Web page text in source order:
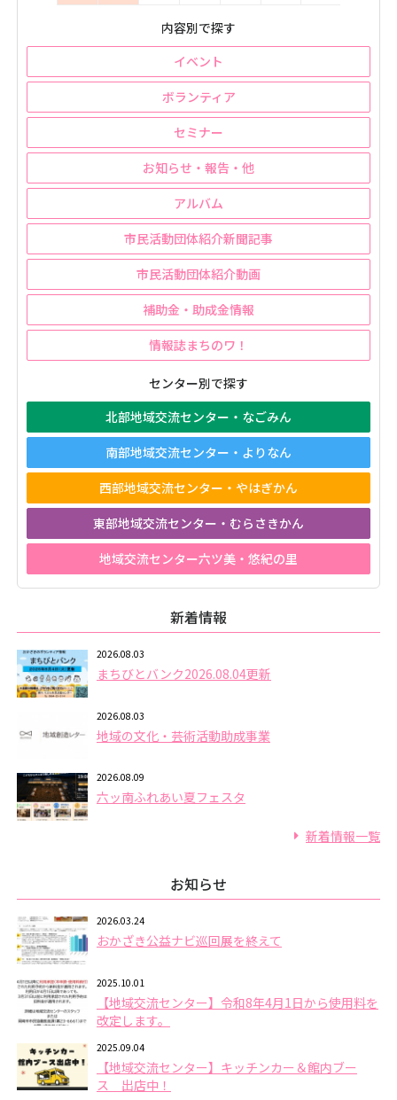
内容別で探す
イベント
ボランティア
セミナー
お知らせ・報告・他
アルバム
市民活動団体紹介新聞記事
市民活動団体紹介動画
補助金・助成金情報
情報誌まちのワ！
センター別で探す
北部地域交流センター・なごみん
南部地域交流センター・よりなん
西部地域交流センター・やはぎかん
東部地域交流センター・むらさきかん
地域交流センター六ツ美・悠紀の里
新着情報
2026.08.03
まちびとバンク2026.08.04更新
2026.08.03
地域の文化・芸術活動助成事業
2026.08.09
六ッ南ふれあい夏フェスタ
新着情報一覧
お知らせ
2026.03.24
おかざき公益ナビ巡回展を終えて
2025.10.01
【地域交流センター】令和8年4月1日から使用料を
改定します。
2025.09.04
【地域交流センター】キッチンカー＆館内ブー
ス 出店中！